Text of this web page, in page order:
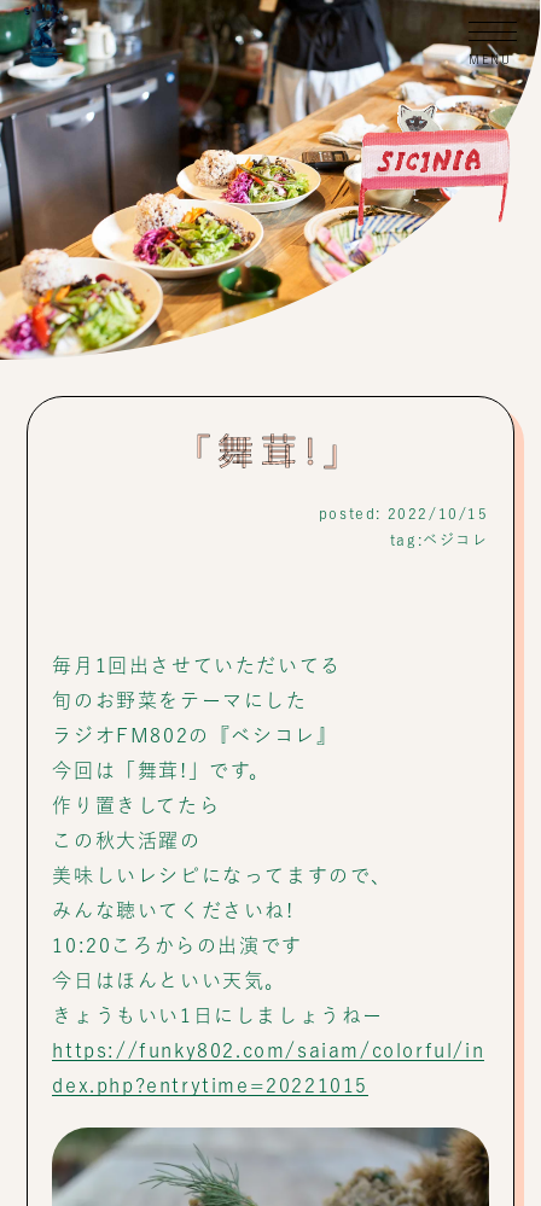
「舞茸!」
posted: 2022/10/15
tag:ベジコレ
毎月1回出させていただいてる
旬のお野菜をテーマにした
ラジオFM802の『ベシコレ』
今回は「舞茸!」です。
作り置きしてたら
この秋大活躍の
美味しいレシピになってますので、
みんな聴いてくださいね!
10:20ころからの出演です
今日はほんといい天気。
きょうもいい1日にしましょうねー
https://funky802.com/saiam/colorful/in
dex.php?entrytime=20221015